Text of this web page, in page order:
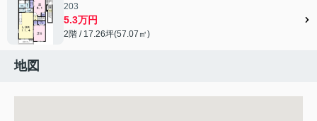
203
5.3万円
2階 / 17.26坪(57.07㎡)
地図